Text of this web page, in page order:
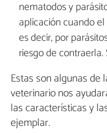
nematodos y
aplicación cuando
es decir, por
riesgo de
Estas son algunas de
veterinario nos
las características y
ejemplar.